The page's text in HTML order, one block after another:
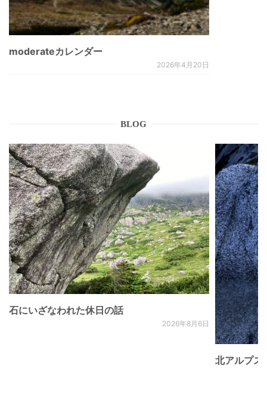
moderateカレンダー
2026年4月20日
BLOG
石にいざなわれた休日の話
2026年8月6日
北アルプ